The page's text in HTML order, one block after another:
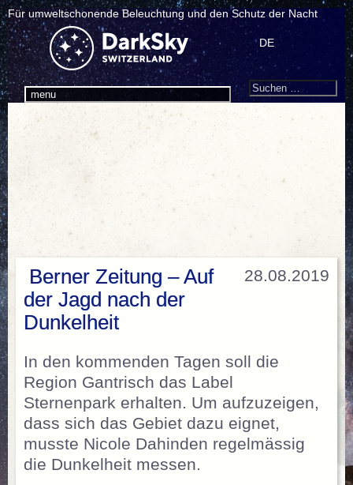
Für umweltschonende Beleuchtung und den Schutz der Nacht
menu
DE
Search
Suchen
28.08.2019
Berner Zeitung – Auf
der Jagd nach der
Dunkelheit
In den kommenden Tagen soll die
Region Gantrisch das Label
Sternenpark erhalten. Um aufzuzeigen,
dass sich das Gebiet dazu eignet,
musste Nicole Dahinden regelmässig
die Dunkelheit messen.